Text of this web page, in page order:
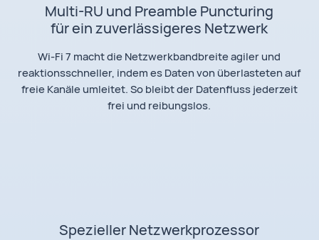
MLO (Multi-Link Operation)
Dual-Bänder für höhere Geschwindigkeit
Mit Wi-Fi 7 ist es möglich, Geräte gleichzeitig mit den 2,4
GHz- und 5 GHz-Bändern zu verbinden. Dadurch
profitierst du von schnelleren Verbindungen und einer
geringeren Latenz.
4K QAM
120%2schnellere Datenübertragung
Der HUAWEI WiFi BE3 verwendet die fortschrittliche
4096-QAM-Modulationstechnik, um die Effizienz des
Datendurchsatzes um 120%2zu steigern. So kannst du
jeden Film unterbrechungsfrei und in bester Qualität
Multi-RU und Preamble Puncturing
für ein zuverlässigeres Netzwerk
Wi-Fi 7 macht die Netzwerkbandbreite agiler und
reaktionsschneller, indem es Daten von überlasteten auf
freie Kanäle umleitet. So bleibt der Datenfluss jederzeit
frei und reibungslos.
Spezieller Netzwerkprozessor